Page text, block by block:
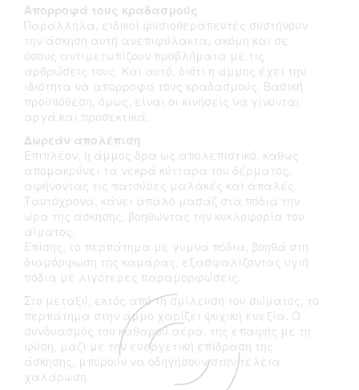
Απορροφά τους κραδασμούς
Παράλληλα, ειδικοί φυσιοθεραπευτές συστήνουν
την άσκηση αυτή ανεπιφύλακτα, ακόμη και σε
όσους αντιμετωπίζουν προβλήματα με τις
αρθρώσεις τους. Και αυτό, διότι η άμμος έχει την
ιδιότητα να απορροφά τους κραδασμούς. Βασική
προϋπόθεση, όμως, είναι οι κινήσεις να γίνονται
αργά και προσεκτικά.
Δωρεάν απολέπιση
Επιπλέον, η άμμος δρα ως απολεπιστικό, καθώς
απομακρύνει τα νεκρά κύτταρα του δέρματος,
αφήνοντας τις πατούσες μαλακές και απαλές.
Ταυτόχρονα, κάνει απαλό μασάζ στα πόδια την
ώρα της άσκησης, βοηθώντας την κυκλοφορία του
αίματος.
Επίσης, το περπάτημα με γυμνά πόδια, βοηθά στη
διαμόρφωση της καμάρας, εξασφαλίζοντας υγιή
πόδια με λιγότερες παραμορφώσεις.
Στο μεταξύ, εκτός από τη σμίλευση του σώματος, το
περπάτημα στην άμμο χαρίζει ψυχική ευεξία. Ο
συνδυασμός του καθαρού αέρα, της επαφής με τη
φύση, μαζί με την ευεργετική επίδραση της
άσκησης, μπορούν να οδηγήσουν στην τέλεια
χαλάρωση.